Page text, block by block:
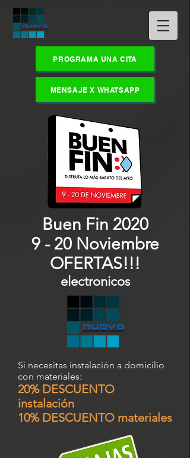
PROGRAMA UNA CITA
MENSAJE X WHATSAPP
Buen Fin 2020
9 - 20 Noviembre
OFERTAS!!!
electronicos
Si necesitas instalación a domicilio
con materiales:
20% DESCUENTO
instalación
10% DESCUENTO materiales